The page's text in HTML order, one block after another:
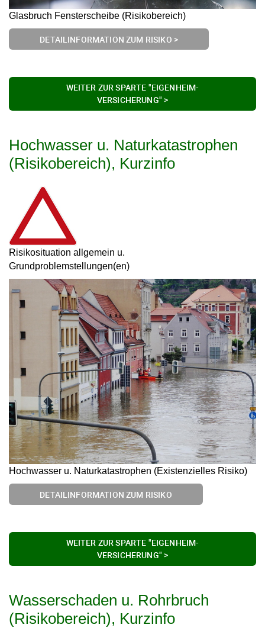
Glasbruch Fensterscheibe (Risikobereich)
DETAILINFORMATION ZUM RISIKO >
WEITER ZUR SPARTE "EIGENHEIM-
VERSICHERUNG" >
Hochwasser u. Naturkatastrophen
(Risikobereich), Kurzinfo
Risikosituation allgemein u.
Grundproblemstellungen(en)
Hochwasser u. Naturkatastrophen (Existenzielles Risiko)
DETAILINFORMATION ZUM RISIKO
WEITER ZUR SPARTE "EIGENHEIM-
VERSICHERUNG" >
Wasserschaden u. Rohrbruch
(Risikobereich), Kurzinfo